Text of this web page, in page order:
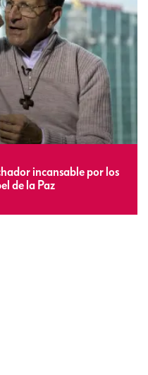
incansable por los
de la Paz